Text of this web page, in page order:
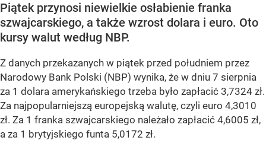
Piątek przynosi niewielkie osłabienie franka
szwajcarskiego, a także wzrost dolara i euro. Oto
kursy walut według NBP.
Z danych przekazanych w piątek przed południem przez
Narodowy Bank Polski (NBP) wynika, że w dniu 7 sierpnia
za 1 dolara amerykańskiego trzeba było zapłacić 3,7324 zł.
Za najpopularniejszą europejską walutę, czyli euro 4,3010
zł. Za 1 franka szwajcarskiego należało zapłacić 4,6005 zł,
a za 1 brytyjskiego funta 5,0172 zł.